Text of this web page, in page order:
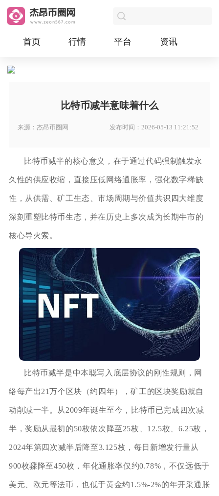
首页 行情 平台 资讯
比特币减半意味着什么
来源：杰昂币圈网 发布时间：2026-05-13 11:21:52
比特币减半的核心意义，在于通过代码强制触发永
久性的供应收缩，直接压低网络通胀率，强化数字稀缺
性，从供需、矿工生态、市场周期与价值共识四大维度
深刻重塑比特币生态，并在历史上多次成为长期牛市的
核心导火索。
比特币减半是中本聪写入底层协议的刚性规则，网
络每产出21万个区块（约四年），矿工的区块奖励就自
动削减一半。从2009年诞生至今，比特币已完成四次减
半，奖励从最初的50枚依次降至25枚、12.5枚、6.25枚，
2024年第四次减半后降至3.125枚，每日新增发行量从
900枚骤降至450枚，年化通胀率仅约0.78%，不仅远低于
美元、欧元等法币，也低于黄金约1.5%-2%的年开采通胀